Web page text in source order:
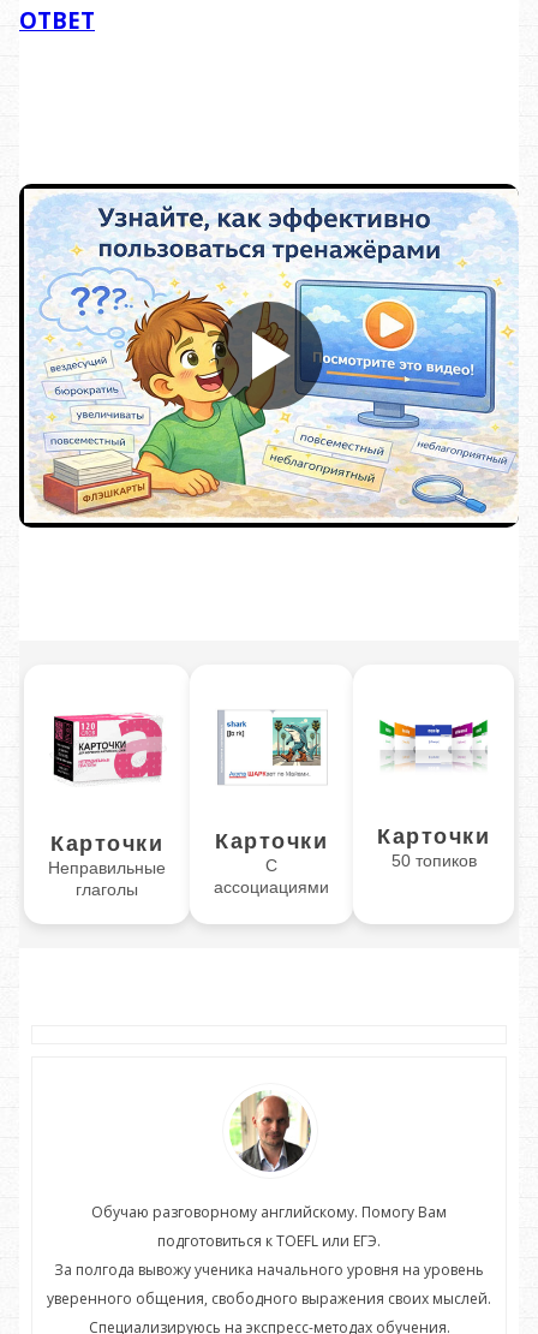
ОТВЕТ
Карточки
Неправильные
глаголы
Карточки
С
ассоциациями
Карточки
50 топиков
Обучаю разговорному английскому. Помогу Вам
подготовиться к TOEFL или ЕГЭ.
За полгода вывожу ученика начального уровня на уровень
уверенного общения, свободного выражения своих мыслей.
Специализируюсь на экспресс-методах обучения.